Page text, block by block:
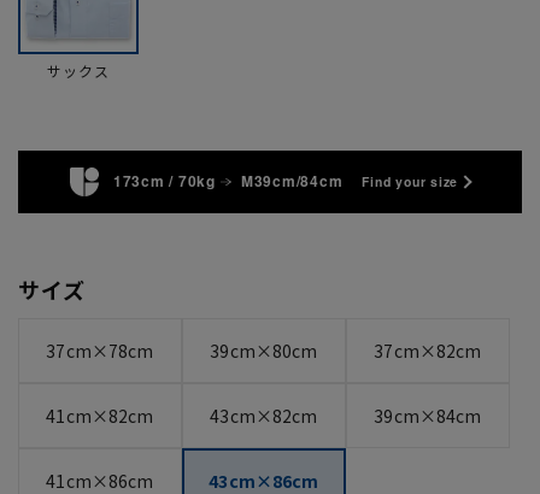
サックス
173cm / 70kg M39cm/84cm Find your size
サイズ
37cm×78cm 39cm×80cm 37cm×82cm
41cm×82cm 43cm×82cm 39cm×84cm
41cm×86cm 43cm×86cm